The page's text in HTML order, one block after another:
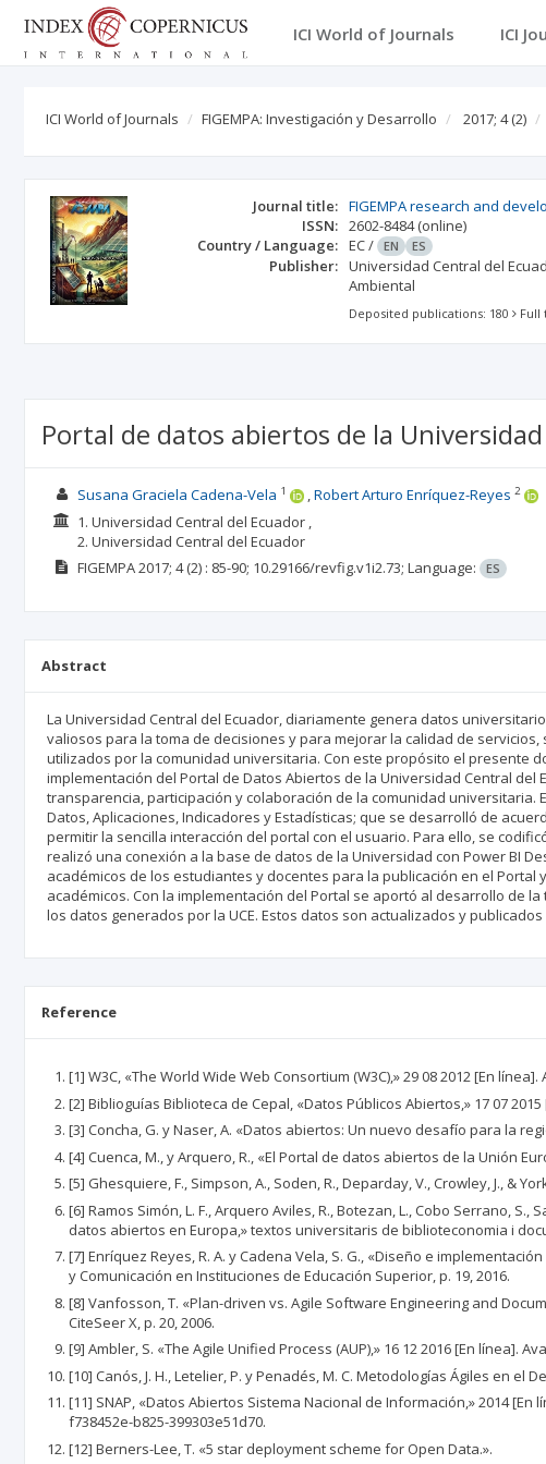
ICI World of Journals ICI
ICI World of Journals FIGEMPA: Investigación y Desarrollo 2017; 4(2)
Journal title: FIGEMPA research and
ISSN: 2602-8484(online)
Country / Language: EC/ EN ES
Publisher: Universidad Central del
Ambiental
Deposited publications: 180 Full
Portal de datos abiertos de la
Susana Graciela Cadena-Vela 1 Robert Arturo Enríquez-Reyes 2
1. Universidad Central del Ecuador ,
2. Universidad Central del Ecuador
FIGEMPA2017; 4(2) : 85-90; 10.29166/revfig.v1i2.73; Language: ES
Abstract
La Universidad Central del Ecuador, diariamente genera datos
valiosos para la toma de decisiones y para mejorar la calidad de
utilizados por la comunidad universitaria. Con este propósito el presente
implementación del Portal de Datos Abiertos de la Universidad Central del
transparencia, participación y colaboración de la comunidad universitaria.
Datos, Aplicaciones, Indicadores y Estadísticas; que se desarrolló de
permitir la sencilla interacción del portal con el usuario. Para ello, se
realizó una conexión a la base de datos de la Universidad con Power BI
académicos de los estudiantes y docentes para la publicación en el
académicos. Con la implementación del Portal se aportó al desarrollo de
los datos generados por la UCE. Estos datos son actualizados y
Reference
[1] W3C, «The World Wide Web Consortium (W3C),» 29 08 2012 [En
[2] Biblioguías Biblioteca de Cepal, «Datos Públicos Abiertos,» 17 07
[3] Concha, G. y Naser, A. «Datos abiertos: Un nuevo desafío para la
[4] Cuenca, M., y Arquero, R., «El Portal de datos abiertos de la Unión
[5] Ghesquiere, F., Simpson, A., Soden, R., Deparday, V., Crowley, J., &
[6] Ramos Simón, L. F., Arquero Aviles, R., Botezan, L., Cobo Serrano,
datos abiertos en Europa,» textos universitaris de biblioteconomia i
[7] Enríquez Reyes, R. A. y Cadena Vela, S. G., «Diseño e
y Comunicación en Instituciones de Educación Superior, p. 19, 2016.
[8] Vanfosson, T. «Plan-driven vs. Agile Software Engineering and
CiteSeer X, p. 20, 2006.
[9] Ambler, S. «The Agile Unified Process (AUP),» 16 12 2016 [En
[10] Canós, J. H., Letelier, P. y Penadés, M. C. Metodologías Ágiles en el
[11] SNAP, «Datos Abiertos Sistema Nacional de Información,» 2014
f738452e-b825-399303e51d70.
[12] Berners-Lee, T. «5 star deployment scheme for Open Data.».